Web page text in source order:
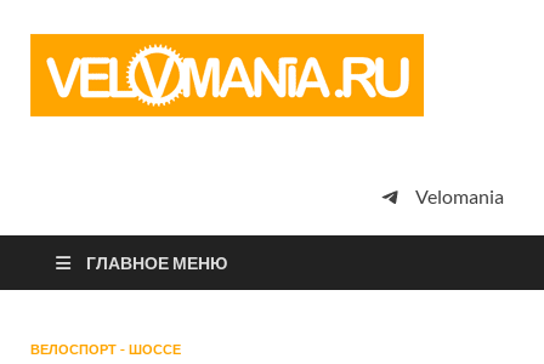
просто
Velomania
ГЛАВНОЕ МЕНЮ
ВЕЛОСПОРТ - ШОССЕ